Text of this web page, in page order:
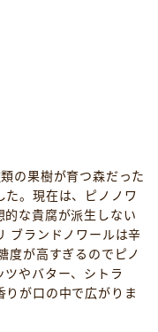
の果樹が育つ森だった
た。現在は、ピノノワ
な貴腐が派生しない
ブランドノワールは辛
度が高すぎるのでピノ
ツやバター、シトラ
が口の中で広がりま